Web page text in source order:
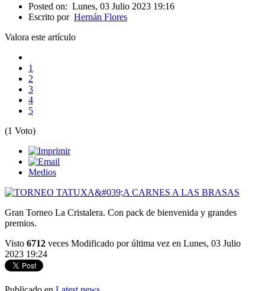
Posted on: Lunes, 03 Julio 2023 19:16
Escrito por Hernán Flores
Valora este artículo
1
2
3
4
5
(1 Voto)
Medios
Gran Torneo La Cristalera. Con pack de bienvenida y grandes
premios.
Visto 6712 veces Modificado por última vez en Lunes, 03 Julio
2023 19:24